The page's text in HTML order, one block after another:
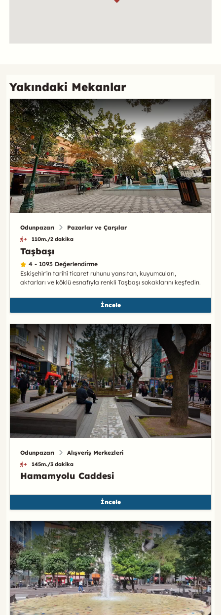
Yakındaki Mekanlar
Odunpazarı Pazarlar ve Çarşılar
110m./2 dakika
Taşbaşı
4 - 1093 Değerlendirme
Eskişehir'in tarihî ticaret ruhunu yansıtan, kuyumcuları,
aktarları ve köklü esnafıyla renkli Taşbaşı sokaklarını keşfedin.
İncele
Odunpazarı Alışveriş Merkezleri
145m./3 dakika
Hamamyolu Caddesi
İncele